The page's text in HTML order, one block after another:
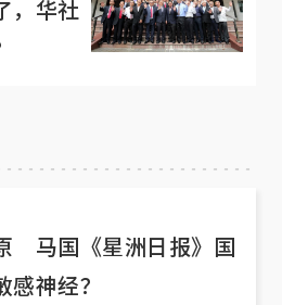
，华社
马国《星洲日报》国
神经？